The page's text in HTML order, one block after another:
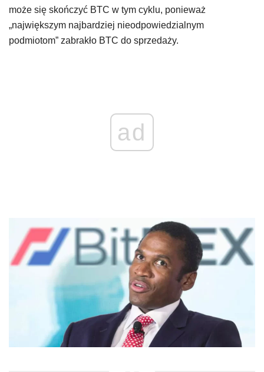
może się skończyć BTC w tym cyklu, ponieważ
„największym najbardziej nieodpowiedzialnym
podmiotom” zabrakło BTC do sprzedaży.
ad